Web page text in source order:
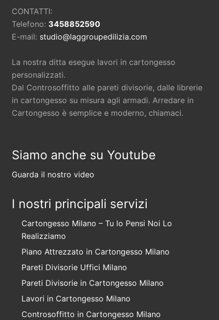
CONTATTI:
Telefono: 3458852590
E-mail: studio@laggroupedilizia.com
La nostra ditta esegue lavori in cartongesso
personalizzati.
Dal Controsoffitto alle pareti divisorie, dalle librerie
in cartongesso su misura agli armadi. Arredare in
Cartongesso è semplice e moderno, chiamaci.
Siamo anche su Youtube
Guarda il nostro video
I nostri principali servizi
Cartongesso Milano – Tu lo Pensi Noi Lo
Realizziamo
Piano Attrezzato in Cartongesso Milano
Pareti Divisorie Uffici Milano
Pareti Divisorie in Cartongesso Milano
Lavori in Cartongesso Milano
Controsoffitto in Cartongesso Milano